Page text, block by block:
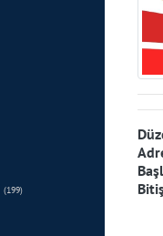
(199)